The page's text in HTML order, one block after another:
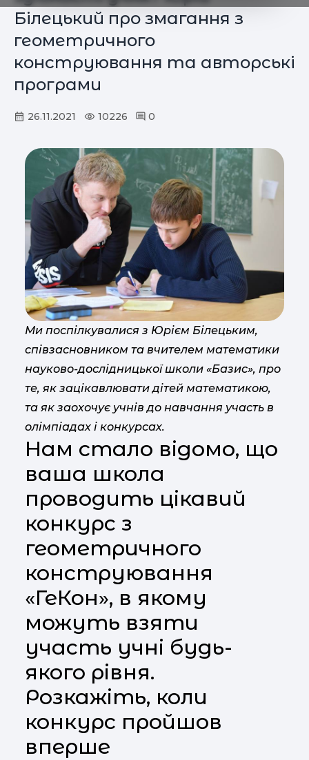
Білецький про змагання з
геометричного
конструювання та авторські
програми
26.11.2021 10226 0
Ми поспілкувалися з Юрієм Білецьким,
співзасновником та вчителем математики
науково-дослідницької школи «Базис», про
те, як зацікавлювати дітей математикою,
та як заохочує учнів до навчання участь в
олімпіадах і конкурсах.
Нам стало відомо, що
ваша школа
проводить цікавий
конкурс з
геометричного
конструювання
«ГеКон», в якому
можуть взяти
участь учні будь-
якого рівня.
Розкажіть, коли
конкурс пройшов
вперше